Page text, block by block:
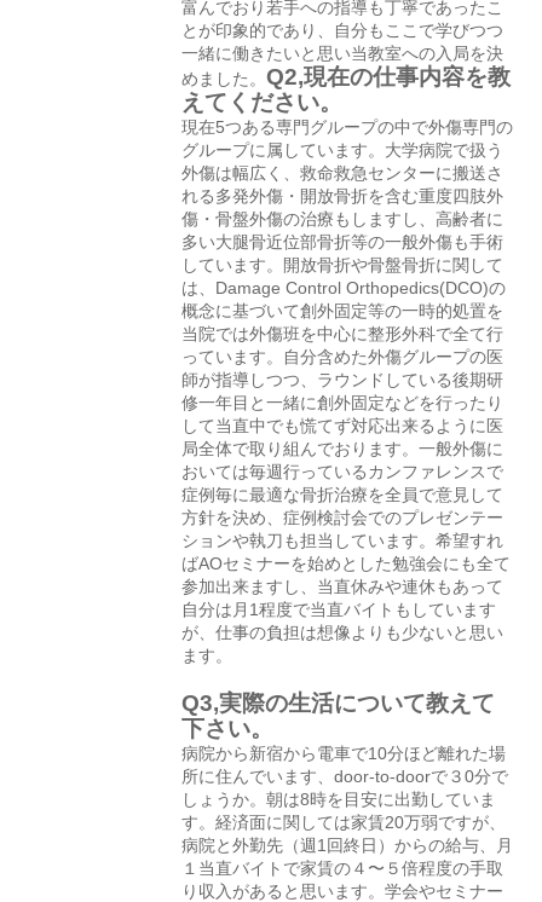
富んでおり若手への指導も丁寧であったこ
とが印象的であり、自分もここで学びつつ
一緒に働きたいと思い当教室への入局を決
めました。Q2,現在の仕事内容を教
えてください。
現在5つある専門グループの中で外傷専門の
グループに属しています。大学病院で扱う
外傷は幅広く、救命救急センターに搬送さ
れる多発外傷・開放骨折を含む重度四肢外
傷・骨盤外傷の治療もしますし、高齢者に
多い大腿骨近位部骨折等の一般外傷も手術
しています。開放骨折や骨盤骨折に関して
は、Damage Control Orthopedics(DCO)の
概念に基づいて創外固定等の一時的処置を
当院では外傷班を中心に整形外科で全て行
っています。自分含めた外傷グループの医
師が指導しつつ、ラウンドしている後期研
修一年目と一緒に創外固定などを行ったり
して当直中でも慌てず対応出来るように医
局全体で取り組んでおります。一般外傷に
おいては毎週行っているカンファレンスで
症例毎に最適な骨折治療を全員で意見して
方針を決め、症例検討会でのプレゼンテー
ションや執刀も担当しています。希望すれ
ばAOセミナーを始めとした勉強会にも全て
参加出来ますし、当直休みや連休もあって
自分は月1程度で当直バイトもしています
が、仕事の負担は想像よりも少ないと思い
ます。
Q3,実際の生活について教えて
下さい。
病院から新宿から電車で10分ほど離れた場
所に住んでいます、door-to-doorで３0分で
しょうか。朝は8時を目安に出勤していま
す。経済面に関しては家賃20万弱ですが、
病院と外勤先（週1回終日）からの給与、月
１当直バイトで家賃の４〜５倍程度の手取
り収入があると思います。学会やセミナー